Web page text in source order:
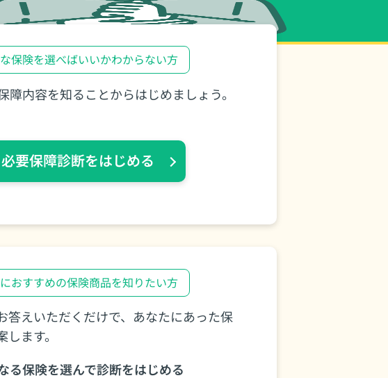
保険を選べばいいかわからない⽅
障内容を知ることからはじめましょう。
必要保障診断をはじめる
おすすめの保険商品を知りたい⽅
答えいただくだけで、あなたにあった保
します。
る保険を選んで診断をはじめる